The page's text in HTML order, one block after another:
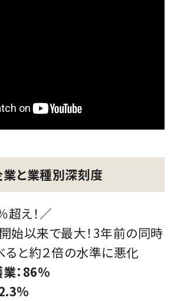
と業種別深刻度
え！／
始以来で最大！3年前の同時
と約２倍の水準に悪化
業：86%